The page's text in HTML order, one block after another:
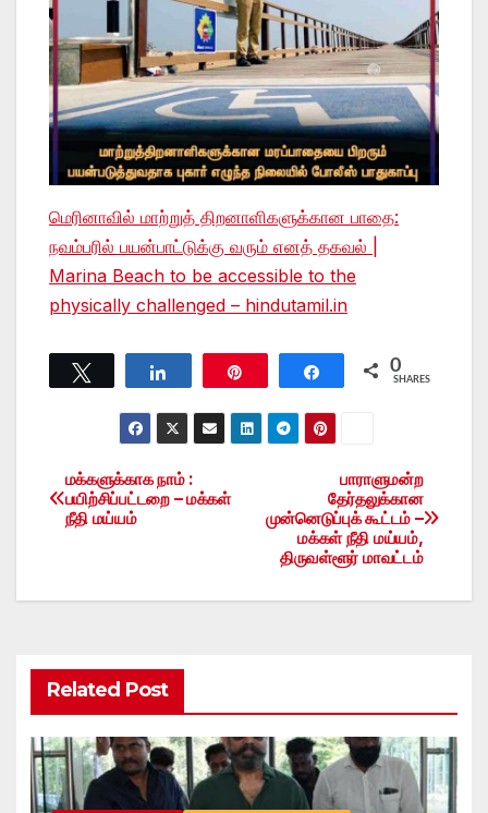
மெரினாவில் மாற்றுத் திறனாளிகளுக்கான பாதை:
நவம்பரில் பயன்பாட்டுக்கு வரும் எனத் தகவல் |
Marina Beach to be accessible to the
physically challenged – hindutamil.in
Share 0
SHARES
Post
navigation
பாராளுமன்ற
தேர்தலுக்கான
முன்னெடுப்புக் கூட்டம் –
மக்கள் நீதி மய்யம்,
திருவள்ளூர் மாவட்டம்
மக்களுக்காக நாம் :
பயிற்சிப்பட்டறை – மக்கள்
நீதி மய்யம்
Related Post